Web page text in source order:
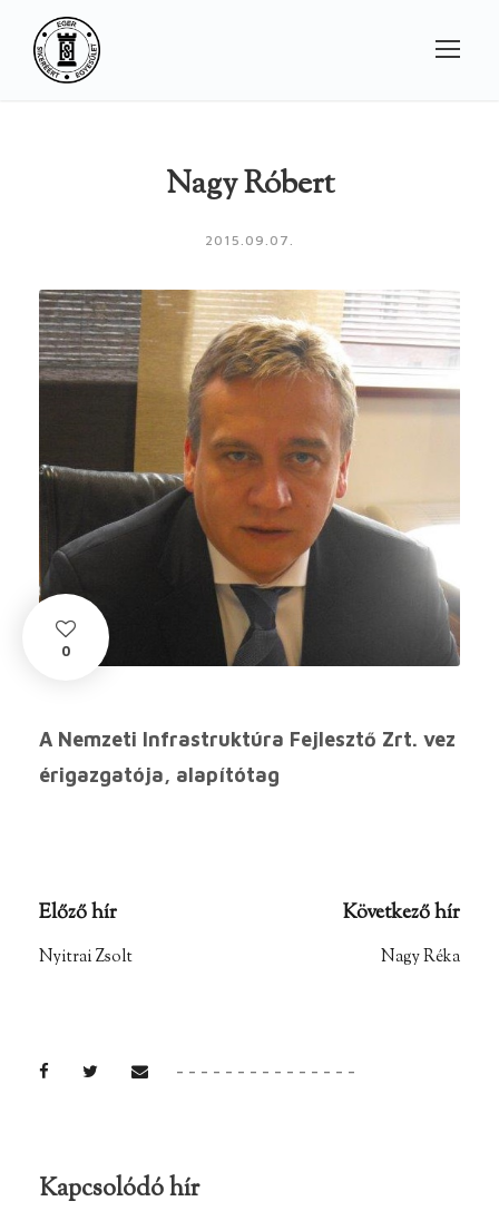
Nagy Róbert
2015.09.07.
0
A Nemzeti Infrastruktúra Fejlesztő Zrt. vez
érigazgatója, alapítótag
Előző hír
Nyitrai Zsolt
Következő hír
Nagy Réka
Kapcsolódó hír